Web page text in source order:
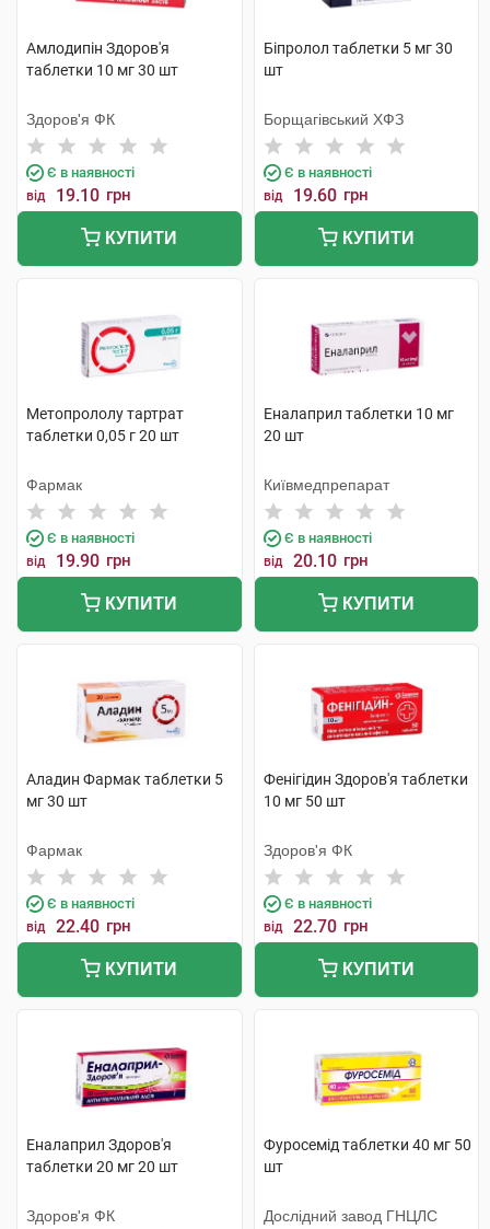
Амлодипін Здоров'я
таблетки 10 мг 30 шт
Здоров'я ФК
Є в наявності
від 19.10 грн
КУПИТИ
Біпролол таблетки 5 мг 30
шт
Борщагівський ХФЗ
Є в наявності
від 19.60 грн
КУПИТИ
Метопрололу тартрат
таблетки 0,05 г 20 шт
Фармак
Є в наявності
від 19.90 грн
КУПИТИ
Еналаприл таблетки 10 мг
20 шт
Київмедпрепарат
Є в наявності
від 20.10 грн
КУПИТИ
Аладин Фармак таблетки 5
мг 30 шт
Фармак
Є в наявності
від 22.40 грн
КУПИТИ
Фенігідин Здоров'я таблетки
10 мг 50 шт
Здоров'я ФК
Є в наявності
від 22.70 грн
КУПИТИ
Еналаприл Здоров'я
таблетки 20 мг 20 шт
Здоров'я ФК
Фуросемід таблетки 40 мг 50
шт
Дослідний завод ГНЦЛС